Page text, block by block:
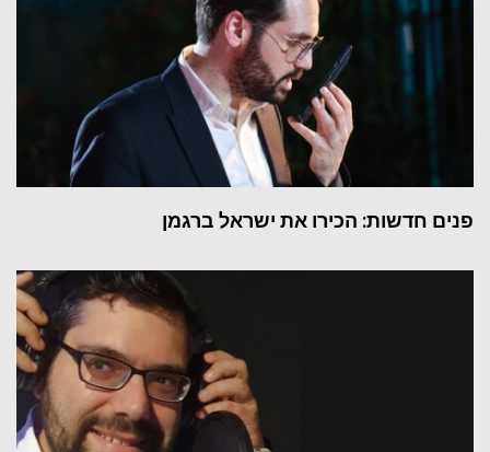
פנים חדשות: הכירו את ישראל ברגמן